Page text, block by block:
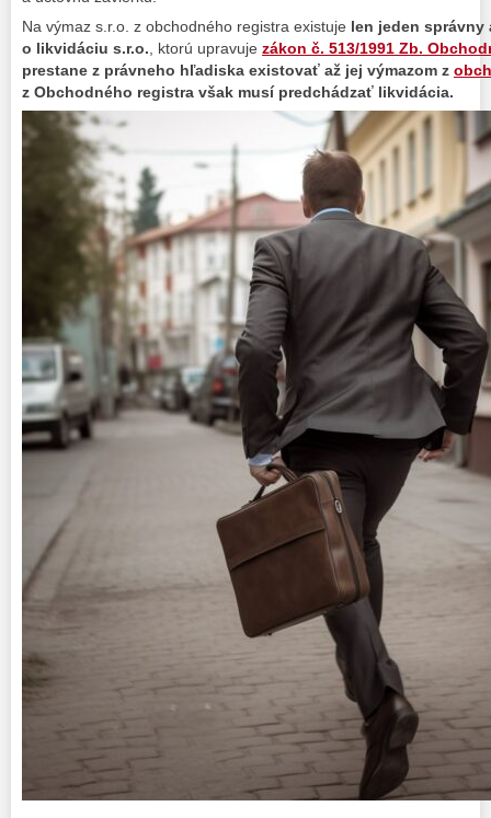
Na výmaz s.r.o. z obchodného registra existuje len jeden správny
o likvidáciu s.r.o. , ktorú upravuje zákon č. 513/1991 Zb.
prestane z právneho hľadiska existovať až jej výmazom z
z Obchodného registra však musí predchádzať likvidácia.